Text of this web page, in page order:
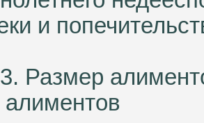
и
Размер
алиментов